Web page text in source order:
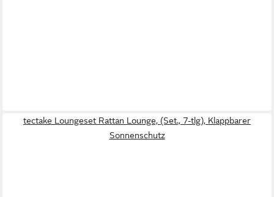
tectake Loungeset Rattan Lounge, (Set., 7-tlg), Klappbarer
Sonnenschutz